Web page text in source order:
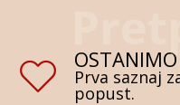
Prva saznaj
popust.